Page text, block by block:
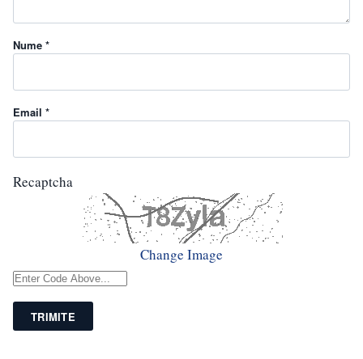
Nume *
Email *
Recaptcha
Change Image
TRIMITE